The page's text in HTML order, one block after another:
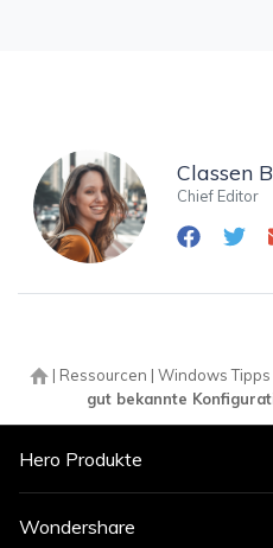
Classen
Chief Editor
| Ressourcen | Windows Tipps
gut bekannte
Hero Produkte
Wondershare